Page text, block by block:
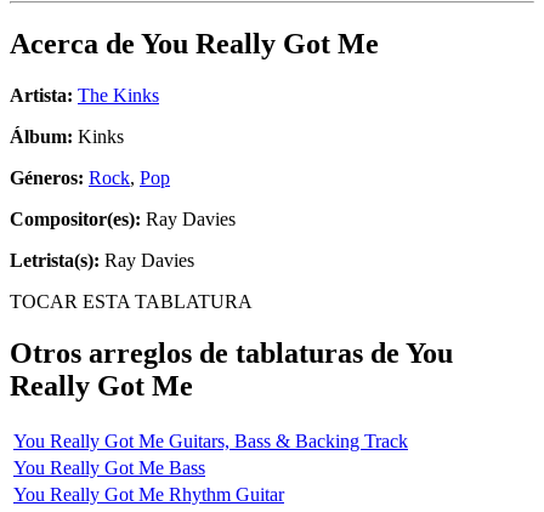
Acerca de You Really Got Me
Artista: The Kinks
Álbum: Kinks
Géneros: Rock, Pop
Compositor(es): Ray Davies
Letrista(s): Ray Davies
TOCAR ESTA TABLATURA
Otros arreglos de tablaturas de You
Really Got Me
You Really Got Me Guitars, Bass & Backing Track
You Really Got Me Bass
You Really Got Me Rhythm Guitar